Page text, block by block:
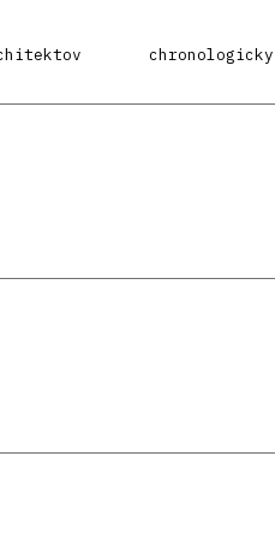
chronologicky